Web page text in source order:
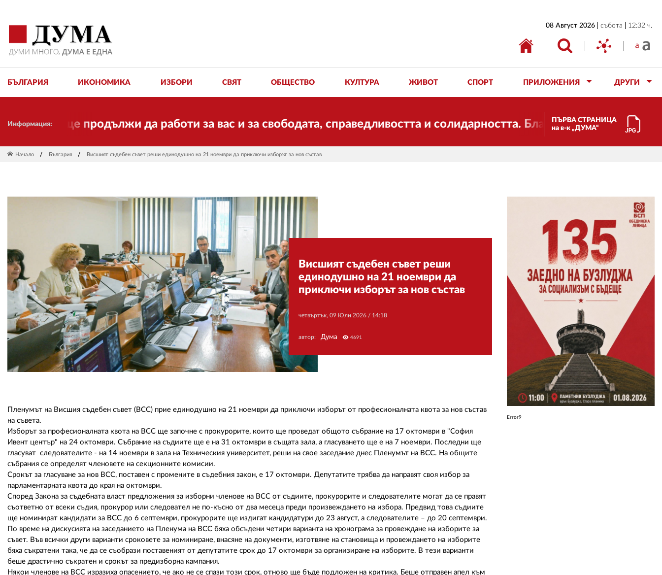
08 Август 2026 събота 12:32 ч.
БЪЛГАРИЯ ИКОНОМИКА ИЗБОРИ СВЯТ ОБЩЕСТВО КУЛТУРА ЖИВОТ СПОРТ ПРИЛОЖЕНИЯ ДРУГИ
Информация:продължи да работи за вас и за свободата, справедливостта и солидарността. Благодарим ви за подкрепата!
ПЪРВА СТРАНИЦА
на в-к „ДУМА“
Начало България Висшият съдебен съвет реши единодушно на 21 ноември да приключи изборът за нов състав
Висшият съдебен съвет реши
единодушно на 21 ноември да
приключи изборът за нов състав
четвъртък, 09 Юли 2026 / 14:18
автор: Дума visibility4691
Пленумът на Висшия съдебен съвет (ВСС) прие единодушно на 21 ноември да приключи изборът от професионалната квота за нов състав
на съвета.
Изборът за професионалната квота на ВСС ще започне с прокурорите, които ще проведат общото събрание на 17 октомври в "София
Ивент център" на 24 октомври. Събрание на съдиите ще е на 31 октомври в същата зала, а гласуването ще е на 7 ноември. Последни ще
гласуват следователите - на 14 ноември в зала на Техническия университет, реши на свое заседание днес Пленумът на ВСС. На общите
събрания се определят членовете на секционните комисии.
Срокът за гласуване за нов ВСС, поставен с промените в съдебния закон, е 17 октомври. Депутатите трябва да направят своя избор за
парламентарната квота до края на октомври.
Според Закона за съдебната власт предложения за изборни членове на ВСС от съдиите, прокурорите и следователите могат да се правят
съответно от всеки съдия, прокурор или следовател не по-късно от два месеца преди произвеждането на избора. Предвид това съдиите
ще номинират кандидати за ВСС до 6 септември, прокурорите ще издигат кандидатури до 23 август, а следователите – до 20 септември.
По време на дискусията на заседанието на Пленума на ВСС бяха обсъдени четири варианта на хронограма за провеждане на изборите за
съвет. Във всички други варианти сроковете за номиниране, внасяне на документи, изготвяне на становища и провеждането на изборите
бяха съкратени така, че да се съобрази поставеният от депутатите срок до 17 октомври за организиране на изборите. В тези варианти
беше драстично съкратен и срокът за предизборна кампания.
Някои членове на ВСС изразиха опасението, че ако не се спази този срок, отново ще бъде подложен на критика. Беше отправен апел към
Error9
ИКОНОМИКА
ОБЩЕСТВО
АВТОРИ
РЕДАКЦИЯ
РЕКЛАМА
АБОНАМЕНТ
УСЛОВИЯ ЗА ПОЛЗВАНЕ
ПОЛИТИКА ЗА БИСКВИТКИТЕ
ПОЛИТИКАТА ЗА